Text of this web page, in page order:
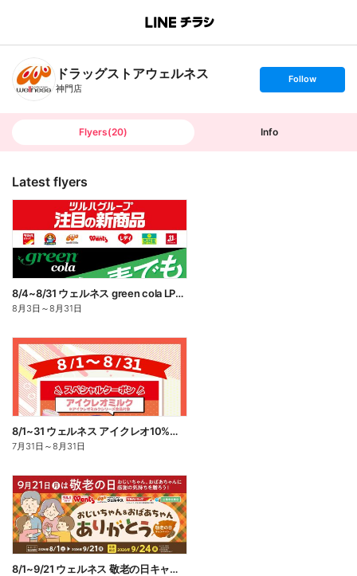
B
n
T
ドラッグストアウェルネス
神門店
s
t
o
Follow
Flyers(20) Info
Latest flyers
8/4~8/31 ウェルネス green cola LP企画
8月3日 ～8月31日
8/1~31 ウェルネス アイクレオ10%ポイント還元
7月31日 ～8月31日
8/1~9/21 ウェルネス 敬老の日キャンペーン